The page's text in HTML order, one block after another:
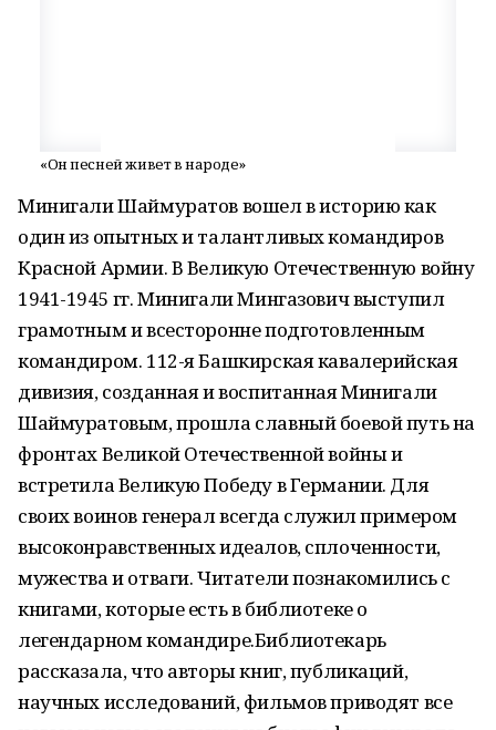
«Он песней живет в народе»
Минигали Шаймуратов вошел в историю как
один из опытных и талантливых командиров
Красной Армии. В Великую Отечественную войну
1941-1945 гг. Минигали Мингазович выступил
грамотным и всесторонне подготовленным
командиром. 112-я Башкирская кавалерийская
дивизия, созданная и воспитанная Минигали
Шаймуратовым, прошла славный боевой путь на
фронтах Великой Отечественной войны и
встретила Великую Победу в Германии. Для
своих воинов генерал всегда служил примером
высоконравственных идеалов, сплоченности,
мужества и отваги. Читатели познакомились с
книгами, которые есть в библиотеке о
легендарном командире.Библиотекарь
рассказала, что авторы книг, публикаций,
научных исследований, фильмов приводят все